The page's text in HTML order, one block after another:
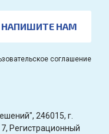
НАПИШИТЕ НАМ
соглашение
246015, г.
Регистрационный